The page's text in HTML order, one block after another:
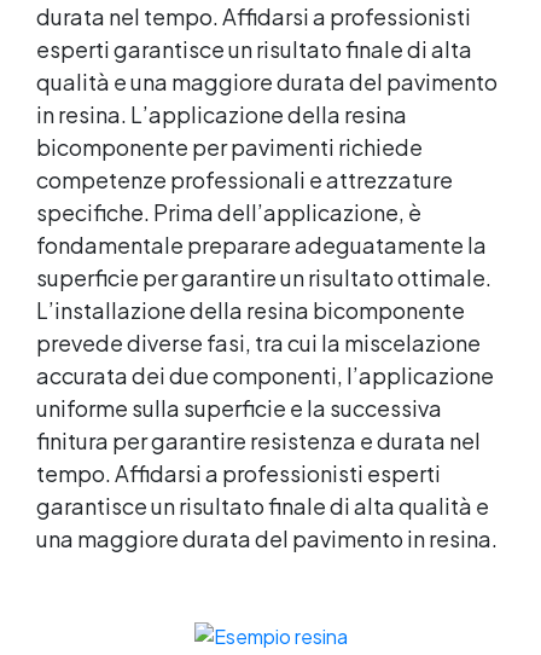
durata nel tempo. Affidarsi a professionisti
esperti garantisce un risultato finale di alta
qualità e una maggiore durata del pavimento
in resina. L’applicazione della resina
bicomponente per pavimenti richiede
competenze professionali e attrezzature
specifiche. Prima dell’applicazione, è
fondamentale preparare adeguatamente la
superficie per garantire un risultato ottimale.
L’installazione della resina bicomponente
prevede diverse fasi, tra cui la miscelazione
accurata dei due componenti, l’applicazione
uniforme sulla superficie e la successiva
finitura per garantire resistenza e durata nel
tempo. Affidarsi a professionisti esperti
garantisce un risultato finale di alta qualità e
una maggiore durata del pavimento in resina.